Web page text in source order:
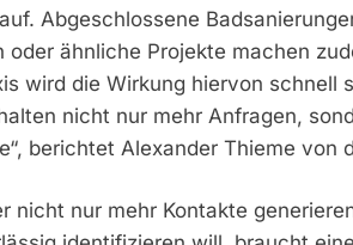
Abgeschlossene
ähnliche Projekte machen
wird die Wirkung hiervon schnell
nicht nur mehr Anfragen,
berichtet Alexander Thieme von
nicht nur mehr Kontakte